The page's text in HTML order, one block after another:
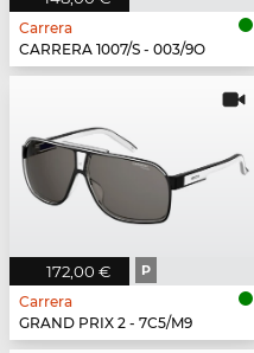
Carrera
CARRERA 1007/S - 003/9O
172,00 € P
Carrera
GRAND PRIX 2 - 7C5/M9